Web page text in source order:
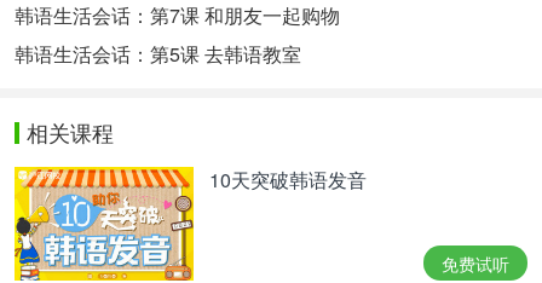
害，大家愿意相信并继续支持这样不争气的我，对大
家我只有深深的歉意。”
관리한 것에 대해 "우선 카페 계정은 홍보에 도움이
되기 위해 개설한 것인데,
편하게 만든 점 정말 죄송하다"며 "카페 알바 경험이
있어 제가 먼저 나서서 예쁘게 꾸미고 싶다 했었으
며, 그분이 저에게 카페를
수익 역시 제 몫이 아닌 점 알려드린다"고 해명했다.
韩语生活会话：第7课 和朋友一起购物
韩语生活会话：第5课 去韩语教室
相关课程
10天突破韩语发音
免费试听